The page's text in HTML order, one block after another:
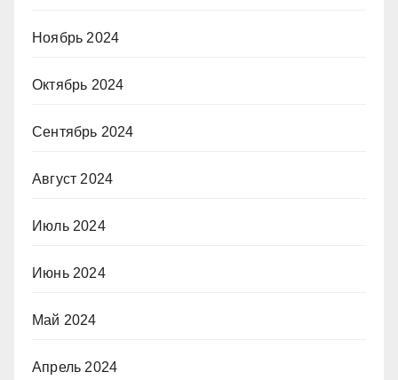
Ноябрь 2024
Октябрь 2024
Сентябрь 2024
Август 2024
Июль 2024
Июнь 2024
Май 2024
Апрель 2024